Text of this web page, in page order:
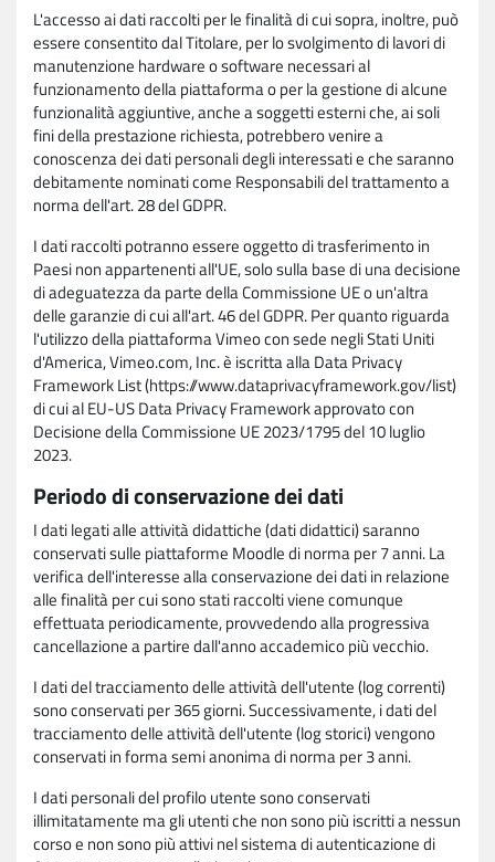
L'accesso ai dati raccolti per le finalità di cui sopra, inoltre, può
essere consentito dal Titolare, per lo svolgimento di lavori di
manutenzione hardware o software necessari al
funzionamento della piattaforma o per la gestione di alcune
funzionalità aggiuntive, anche a soggetti esterni che, ai soli
fini della prestazione richiesta, potrebbero venire a
conoscenza dei dati personali degli interessati e che saranno
debitamente nominati come Responsabili del trattamento a
norma dell'art. 28 del GDPR.
I dati raccolti potranno essere oggetto di trasferimento in
Paesi non appartenenti all'UE, solo sulla base di una decisione
di adeguatezza da parte della Commissione UE o un'altra
delle garanzie di cui all'art. 46 del GDPR. Per quanto riguarda
l'utilizzo della piattaforma Vimeo con sede negli Stati Uniti
d'America, Vimeo.com, Inc. è iscritta alla Data Privacy
Framework List (https://www.dataprivacyframework.gov/list)
di cui al EU-US Data Privacy Framework approvato con
Decisione della Commissione UE 2023/1795 del 10 luglio
2023.
Periodo di conservazione dei dati
I dati legati alle attività didattiche (dati didattici) saranno
conservati sulle piattaforme Moodle di norma per 7 anni. La
verifica dell'interesse alla conservazione dei dati in relazione
alle finalità per cui sono stati raccolti viene comunque
effettuata periodicamente, provvedendo alla progressiva
cancellazione a partire dall'anno accademico più vecchio.
I dati del tracciamento delle attività dell'utente (log correnti)
sono conservati per 365 giorni. Successivamente, i dati del
tracciamento delle attività dell'utente (log storici) vengono
conservati in forma semi anonima di norma per 3 anni.
I dati personali del profilo utente sono conservati
illimitatamente ma gli utenti che non sono più iscritti a nessun
corso e non sono più attivi nel sistema di autenticazione di